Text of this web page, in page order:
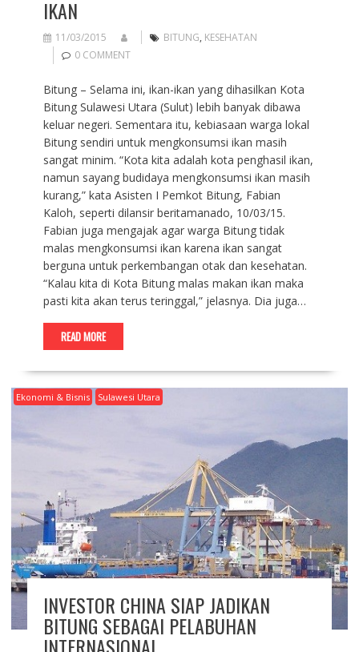
IKAN
11/03/2015 BITUNG, KESEHATAN
0 COMMENT
Bitung – Selama ini, ikan-ikan yang dihasilkan Kota
Bitung Sulawesi Utara (Sulut) lebih banyak dibawa
keluar negeri. Sementara itu, kebiasaan warga lokal
Bitung sendiri untuk mengkonsumsi ikan masih
sangat minim. “Kota kita adalah kota penghasil ikan,
namun sayang budidaya mengkonsumsi ikan masih
kurang,” kata Asisten I Pemkot Bitung, Fabian
Kaloh, seperti dilansir beritamanado, 10/03/15.
Fabian juga mengajak agar warga Bitung tidak
malas mengkonsumsi ikan karena ikan sangat
berguna untuk perkembangan otak dan kesehatan.
“Kalau kita di Kota Bitung malas makan ikan maka
pasti kita akan terus teringgal,” jelasnya. Dia juga…
READ MORE
Ekonomi & Bisnis Sulawesi Utara
INVESTOR CHINA SIAP JADIKAN
BITUNG SEBAGAI PELABUHAN